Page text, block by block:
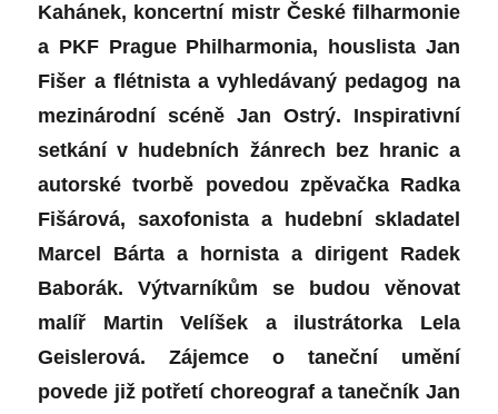
Kahánek, koncertní mistr České filharmonie
a PKF Prague Philharmonia, houslista Jan
Fišer a flétnista a vyhledávaný pedagog na
mezinárodní scéně Jan Ostrý. Inspirativní
setkání v hudebních žánrech bez hranic a
autorské tvorbě povedou zpěvačka Radka
Fišárová, saxofonista a hudební skladatel
Marcel Bárta a hornista a dirigent Radek
Baborák. Výtvarníkům se budou věnovat
malíř Martin Velíšek a ilustrátorka Lela
Geislerová. Zájemce o taneční umění
povede již potřetí choreograf a tanečník Jan